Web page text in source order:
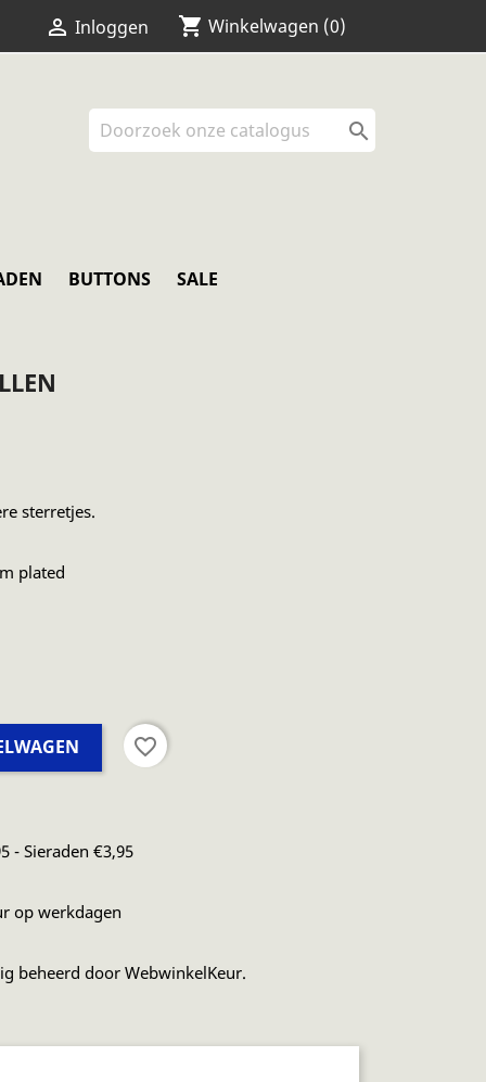
 Inloggen shopping_cart Winkelwagen (0)
BUTTONS SALE

sterretjes.
plated
favorite_border
- Sieraden €3,95
op werkdagen
beheerd door WebwinkelKeur.